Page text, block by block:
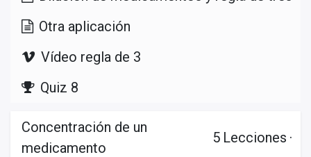
Otra aplicación
Vídeo regla de 3
Quiz 8
Concentración de un
medicamento
5 Lecciones ·